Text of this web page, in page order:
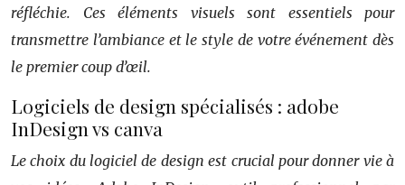
réfléchie. Ces éléments visuels sont essentiels pour
transmettre l’ambiance et le style de votre événement dès
le premier coup d’œil.
Logiciels de design spécialisés : adobe
InDesign vs canva
Le choix du logiciel de design est crucial pour donner vie à